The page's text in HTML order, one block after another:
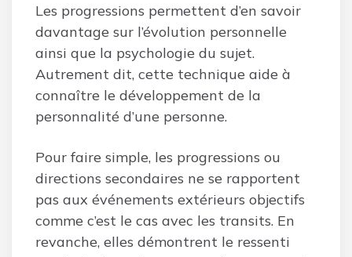
Les progressions permettent d’en savoir
davantage sur l’évolution personnelle
ainsi que la psychologie du sujet.
Autrement dit, cette technique aide à
connaître le développement de la
personnalité d’une personne.
Pour faire simple, les progressions ou
directions secondaires ne se rapportent
pas aux événements extérieurs objectifs
comme c’est le cas avec les transits. En
revanche, elles démontrent le ressenti